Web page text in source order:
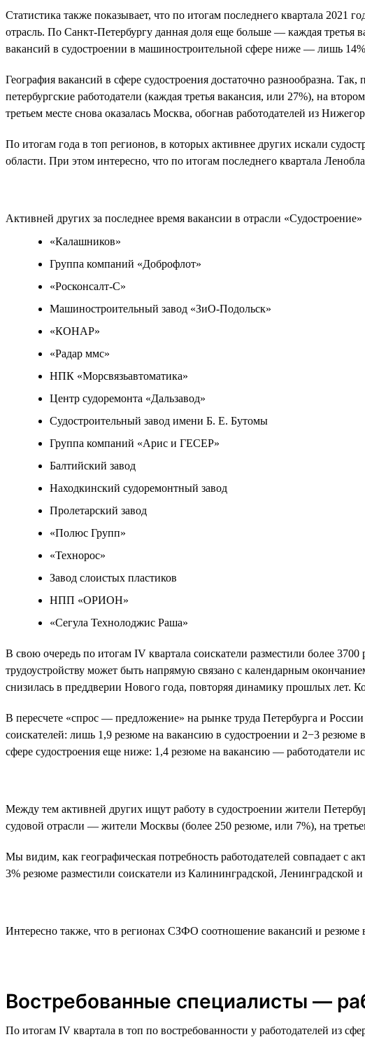
Статистика также показывает, что по итогам последнего квартала 2021
отрасль. По Санкт-Петербургу данная доля еще больше — каждая третья
вакансий в судостроении в машиностроительной сфере ниже — лишь
География вакансий в сфере судостроения достаточно разнообразна.
петербургские работодатели (каждая третья вакансия, или 27%), на
третьем месте снова оказалась Москва, обогнав работодателей из
По итогам года в топ регионов, в которых активнее других искали
области. При этом интересно, что по итогам последнего квартала
Активней других за последнее время вакансии в отрасли
«Калашников»
Группа компаний «Доброфлот»
«Росконсалт-С»
Машиностроительный завод «ЗиО-Подольск»
«КОНАР»
«Радар ммс»
НПК «Морсвязьавтоматика»
Центр судоремонта «Дальзавод»
Судостроительный завод имени Б. Е. Бутомы
Группа компаний «Арис и ГЕСЕР»
Балтийский завод
Находкинский судоремонтный завод
Пролетарский завод
«Полюс Групп»
«Технорос»
Завод слоистых пластиков
НПП «ОРИОН»
«Сегула Технолоджис Раша»
В свою очередь по итогам IV квартала соискатели разместили более
трудоустройству может быть напрямую связано с календарным
снизилась в преддверии Нового года, повторяя динамику прошлых лет.
В пересчете «спрос — предложение» на рынке труда Петербурга и
соискателей: лишь 1,9 резюме на вакансию в судостроении и 2−3
сфере судостроения еще ниже: 1,4 резюме на вакансию — работодатели
Между тем активней других ищут работу в судостроении жители
судовой отрасли — жители Москвы (более 250 резюме, или 7%), на
Мы видим, как географическая потребность работодателей совпадает с
3% резюме разместили соискатели из Калининградской,
Интересно также, что в регионах СЗФО соотношение вакансий и резюме
Востребованные специалисты —
По итогам IV квартала в топ по востребованности у работодателей из